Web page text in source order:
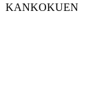
KANKOKUEN